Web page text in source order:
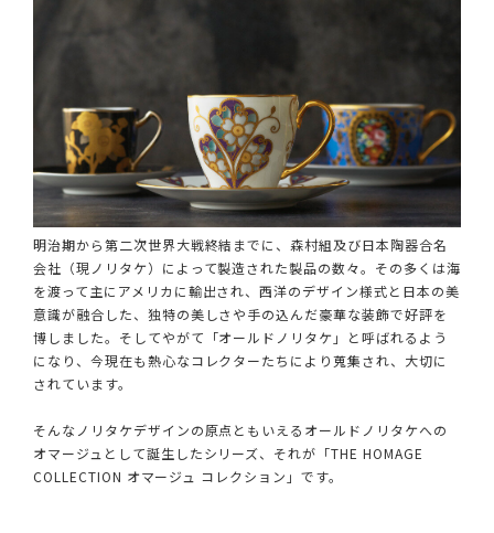
明治期から第二次世界大戦終結までに、森村組及び日本陶器合名
会社（現ノリタケ）によって製造された製品の数々。その多くは海
を渡って主にアメリカに輸出され、西洋のデザイン様式と日本の美
意識が融合した、独特の美しさや手の込んだ豪華な装飾で好評を
博しました。そしてやがて「オールドノリタケ」と呼ばれるよう
になり、今現在も熱心なコレクターたちにより蒐集され、大切に
されています。
そんなノリタケデザインの原点ともいえるオールドノリタケへの
オマージュとして誕生したシリーズ、それが「THE HOMAGE
COLLECTION オマージュ コレクション」です。